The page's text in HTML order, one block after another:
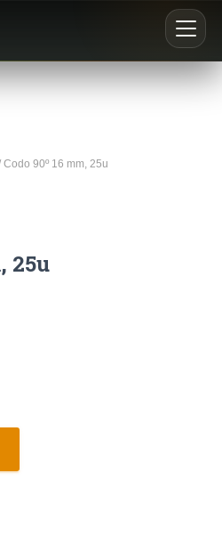
Codo 90º 16 mm, 25u
25u